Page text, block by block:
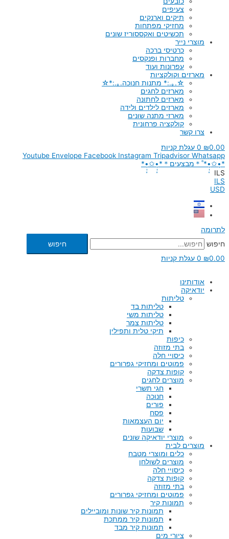
צעיפים
תיקים וארנקים
מחזיקי מפתחות
תכשיטים ואקססוריז שונים
מוצרי נייר
כרטיסי ברכה
מחברות ופנקסים
עפרונות ועוד
מארזים וקולקציות
☆.｡.:* מתנות חנוכה.｡.:*☆
מארזים לחגים
מארזים לחתונה
מארזים לילדים ולידה
מארזי מתנה שונים
קולקציה פרחונית
צרו קשר
₪0.00
0 עגלת קניות
Youtube Envelope Facebook Instagram Tripadvisor Whatsapp
*•̩̩͙✩•̩̩͙*˚＊מבצעים＊*•̩̩͙✩•̩̩͙*
ILS
ILS
USD
לתרומה
חיפוש
חיפוש
₪0.00
0 עגלת קניות
אודותינו
יודאיקה
טליתות
טליתות בד
טליתות משי
טליתות צמר
תיקי טלית ותפילין
כיפות
בתי מזוזה
כיסויי חלה
פמוטים ומחזיקי גפרורים
קופות צדקה
מוצרים לחגים
חגי תשרי
חנוכה
פורים
פסח
יום העצמאות
שבועות
מוצרי יודאיקה שונים
מוצרים לבית
כלים ומוצרי מטבח
מוצרים לשולחן
כיסויי חלה
קופות צדקה
בתי מזוזה
פמוטים ומחזיקי גפרורים
תמונות קיר
תמונות קיר שונות ומוביילים
תמונות קיר ממתכת
תמונות קיר מבד
ציורי מים